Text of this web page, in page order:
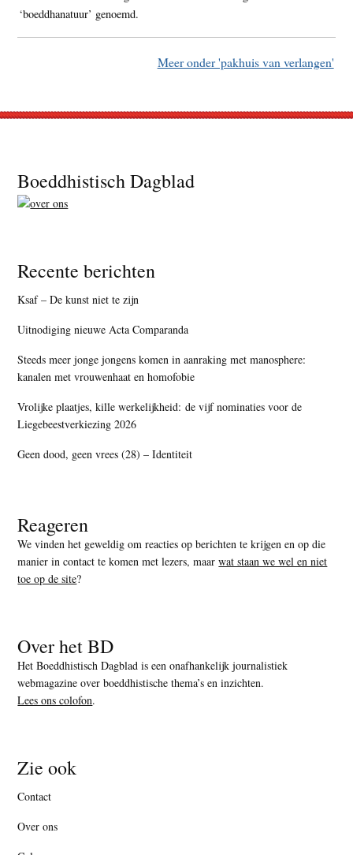
‘boeddhanatuur’ genoemd.
Meer onder 'pakhuis van verlangen'
Footer
Boeddhistisch Dagblad
Recente berichten
Ksaf – De kunst niet te zijn
Uitnodiging nieuwe Acta Comparanda
Steeds meer jonge jongens komen in aanraking met manosphere:
kanalen met vrouwenhaat en homofobie
Vrolijke plaatjes, kille werkelijkheid: de vijf nominaties voor de
Liegebeestverkiezing 2026
Geen dood, geen vrees (28) – Identiteit
Reageren
We vinden het geweldig om reacties op berichten te krijgen en op die
manier in contact te komen met lezers, maarwat staan we wel en niet
toe op de site?
Over het BD
Het Boeddhistisch Dagblad is een onafhankelijk journalistiek
webmagazine over boeddhistische thema’s en inzichten.
Lees ons colofon.
Zie ook
Contact
Over ons